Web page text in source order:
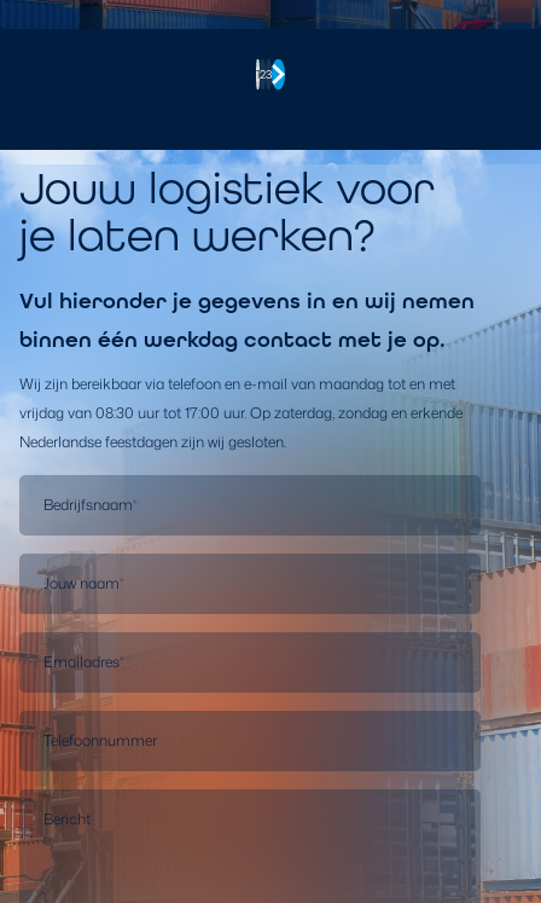
123
Jouw logistiek voor
je laten werken?
Vul hieronder je gegevens in en wij nemen
binnen één werkdag contact met je op.
Wij zijn bereikbaar via telefoon en e-mail van maandag tot en met
vrijdag van 08:30 uur tot 17:00 uur. Op zaterdag, zondag en erkende
Nederlandse feestdagen zijn wij gesloten.
Bedrijfsnaam*
Jouw naam*
Emailadres*
Telefoonnummer
Bericht